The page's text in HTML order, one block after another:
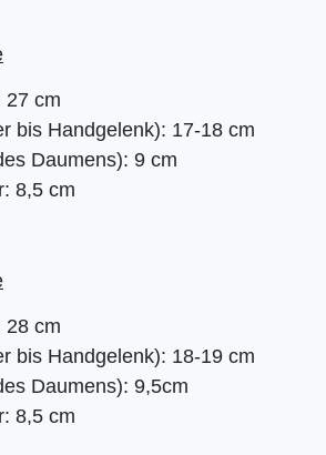
27 cm
bis Handgelenk): 17-18 cm
Daumens): 9 cm
8,5 cm
28 cm
bis Handgelenk): 18-19 cm
Daumens): 9,5cm
8,5 cm